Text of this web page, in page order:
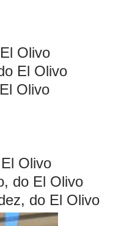
Olivo
El Olivo
Olivo
Olivo
do El Olivo
do El Olivo